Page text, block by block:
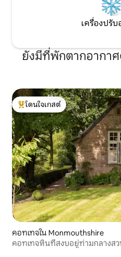
(Netflix, iPlayer, Freesat ฯลฯ) -
บรอดแบนด์คุณภาพดี/Wi-Fi (ฟรี) - เตาแม่
เหล็กไฟฟ้าเตาอบไมโครเวฟตู้เย็น
ประทานอาหารสำหรับสี่ท่านโซฟ
ตัว - เครื่องซักผ้า (และใช้เครื่องอบผ้าได้
หากจำเป็น) - เครื่องทำความร้อนใต้พื้น (ขับ
ของท่อนไม้ฟรี บ้านโค้ชจองได้ทั้งสัปดาห์
(เริ่มวันศุกร์) และสำหรับวันหยุด
เครื่องปรับ
ยังมีที่พักตากอากาศ
โดนใจเกสต์ที่สุด
โดนใจเกสต์
คอทเทจใน Monmouthshire
คอทเทจหินที่สงบอยู่ท่ามกลางสว